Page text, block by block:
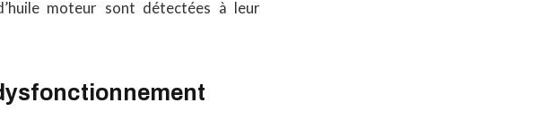
moteur sont détectées à leur